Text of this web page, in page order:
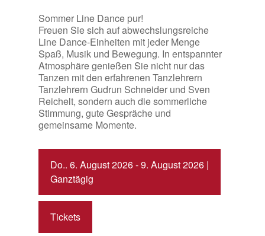
Sommer Line Dance pur!
Freuen Sie sich auf abwechslungsreiche
Line Dance-Einheiten mit jeder Menge
Spaß, Musik und Bewegung. In entspannter
Atmosphäre genießen Sie nicht nur das
Tanzen mit den erfahrenen Tanzlehrern
Tanzlehrern Gudrun Schneider und Sven
Reichelt, sondern auch die sommerliche
Stimmung, gute Gespräche und
gemeinsame Momente.
Do.. 6. August 2026 - 9. August 2026 |
Ganztägig
Tickets